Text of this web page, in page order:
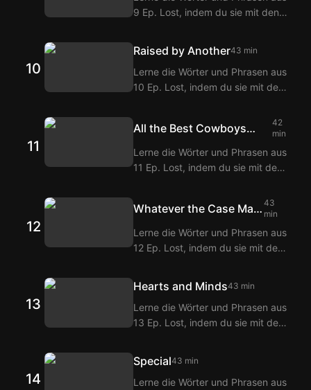
erhältst du Übersetzungen der
9 Ep. Lost, indem du sie mit den
Erweiterungen ansiehst! Mit der
Doppeltitel-Funktion von Langflix
erhältst du Übersetzungen der
10
Raised by Another43 min
Lerne die Wörter und Phrasen aus
10 Ep. Lost, indem du sie mit den
Erweiterungen ansiehst! Mit der
Doppeltitel-Funktion von Langflix
erhältst du Übersetzungen der
11
All the Best Cowboys
Have Daddy Issues
42
min
Lerne die Wörter und Phrasen aus
11 Ep. Lost, indem du sie mit den
Erweiterungen ansiehst! Mit der
Doppeltitel-Funktion von Langflix
erhältst du Übersetzungen der
12
Whatever the Case May 43
min
Lerne die Wörter und Phrasen aus
12 Ep. Lost, indem du sie mit den
Erweiterungen ansiehst! Mit der
Doppeltitel-Funktion von Langflix
erhältst du Übersetzungen der
13
Hearts and Minds43 min
Lerne die Wörter und Phrasen aus
13 Ep. Lost, indem du sie mit den
Erweiterungen ansiehst! Mit der
Doppeltitel-Funktion von Langflix
14
Special43 min
Lerne die Wörter und Phrasen aus